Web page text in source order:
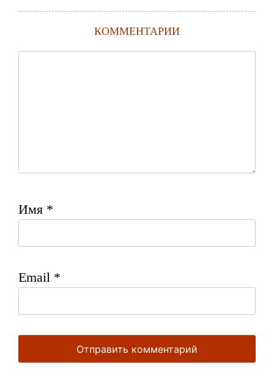
КОММЕНТАРИИ
Имя *
Email *